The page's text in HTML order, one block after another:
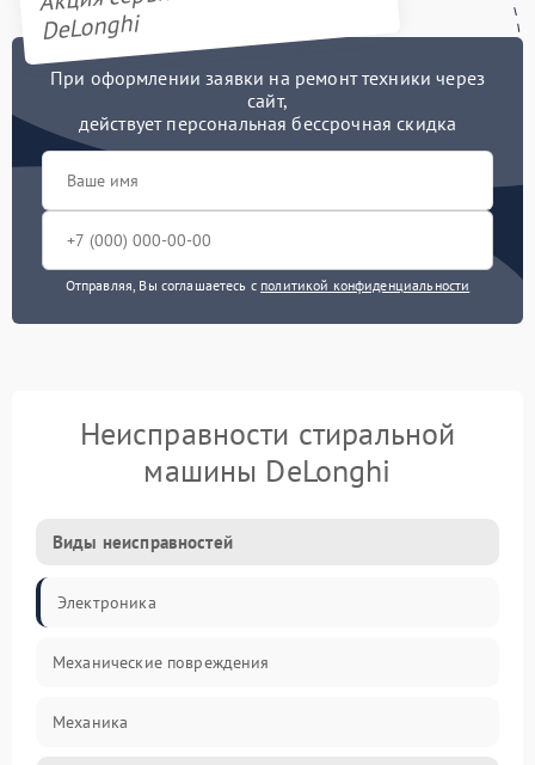
DeLonghi
При оформлении заявки на ремонт техники через
сайт,
действует персональная бессрочная скидка
Отправляя, Вы соглашаетесь с политикой конфиденциальности
Неисправности стиральной
машины DeLonghi
Виды неисправностей
Электроника
Механические повреждения
Механика